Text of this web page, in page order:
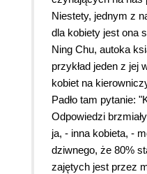
Niestety, jednym z
dla kobiety jest ona
Ning Chu, autoka
przykład jeden z jej
kobiet na
Padło tam pytanie:
Odpowiedzi
ja, - inna kobieta, -
dziwnego, że 80%
zajętych jest przez